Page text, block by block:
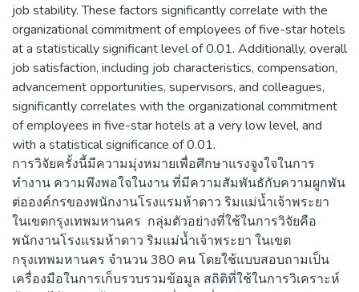
job stability. These factors significantly correlate with the
organizational commitment of employees of five-star hotels
at a statistically significant level of 0.01. Additionally, overall
job satisfaction, including job characteristics, compensation,
advancement opportunities, supervisors, and colleagues,
significantly correlates with the organizational commitment
of employees in five-star hotels at a very low level, and
with a statistical significance of 0.01.
การวิจัยครั้งนี้มีความมุ่งหมายเพื่อศึกษาแรงจูงใจในการ
ทำงาน ความพึงพอใจในงาน ที่มีความสัมพันธักับความผูกพัน
ต่อองค์กรของพนักงานโรงแรมห้าดาว ริมแม่น้ำเจ้าพระยา
ในเขตกรุงเทพมหานคร กลุ่มตัวอย่างที่ใช้ในการวิจัยคือ
พนักงานโรงแรมห้าดาว ริมแม่น้ำเจ้าพระยา ในเขต
กรุงเทพมหานคร จำนวน 380 คน โดยใช้แบบสอบถามเป็น
เครื่องมือในการเก็บรวบรวมข้อมูล สถิติที่ใช้ในการวิเคราะห์